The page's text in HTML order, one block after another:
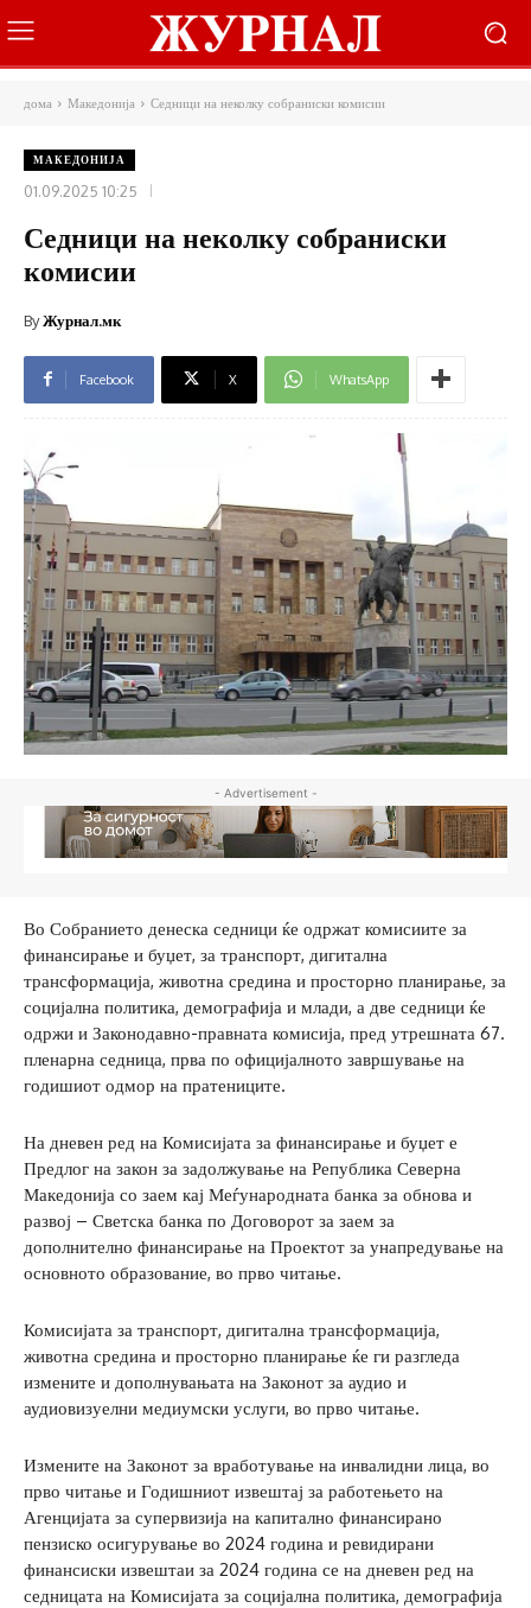
дома Македонија Седници на неколку собраниски комисии
МАКЕДОНИЈА
01.09.2025 10:25
Седници на неколку собраниски
комисии
ByЖурнал.мк
Facebook X WhatsApp
- Advertisement -
Во Собранието денеска седници ќе одржат комисиите за
финансирање и буџет, за транспорт, дигитална
трансформација, животна средина и просторно планирање, за
социјална политика, демографија и млади, а две седници ќе
одржи и Законодавно-правната комисија, пред утрешната 67.
пленарна седница, прва по официјалното завршување на
годишиот одмор на пратениците.
На дневен ред на Комисијата за финансирање и буџет е
Предлог на закон за задолжување на Република Северна
Македонија со заем кај Меѓународната банка за обнова и
развој – Светска банка по Договорот за заем за
дополнително финансирање на Проектот за унапредување на
основното образование, во прво читање.
Комисијата за транспорт, дигитална трансформација,
животна средина и просторно планирање ќе ги разгледа
измените и дополнувањата на Законот за аудио и
аудиовизуелни медиумски услуги, во прво читање.
Измените на Законот за вработување на инвалидни лица, во
прво читање и Годишниот извештај за работењето на
Агенцијата за супервизија на капитално финансирано
пензиско осигурување во 2024 година и ревидирани
финансиски извештаи за 2024 година се на дневен ред на
седницата на Комисијата за социјална политика, демографија